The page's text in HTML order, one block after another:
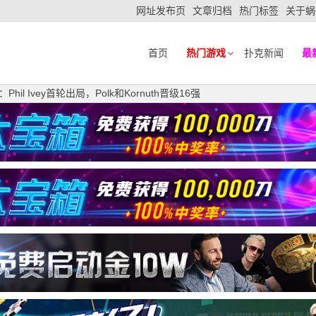
网址发布页 文章归档 热门标签 关于
首页 热门游戏 扑克新闻 最
Phil Ivey首轮出局，Polk和Kornuth晋级16强